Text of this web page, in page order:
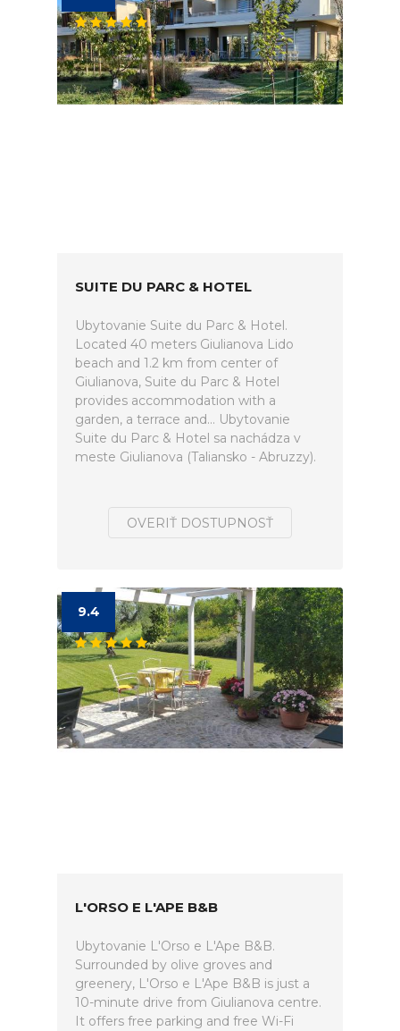
SUITE DU PARC & HOTEL
Ubytovanie Suite du Parc & Hotel.
Located 40 meters Giulianova Lido
beach and 1.2 km from center of
Giulianova, Suite du Parc & Hotel
provides accommodation with a
garden, a terrace and... Ubytovanie
Suite du Parc & Hotel sa nachádza v
meste Giulianova (Taliansko - Abruzzy).
OVERIŤ DOSTUPNOSŤ
9.4
L'ORSO E L'APE B&B
Ubytovanie L'Orso e L'Ape B&B.
Surrounded by olive groves and
greenery, L'Orso e L'Ape B&B is just a
10-minute drive from Giulianova centre.
It offers free parking and free Wi-Fi